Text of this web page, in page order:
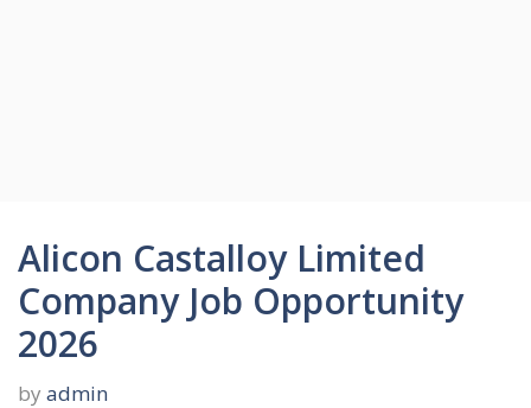
Alicon Castalloy Limited
Company Job Opportunity
2026
by admin